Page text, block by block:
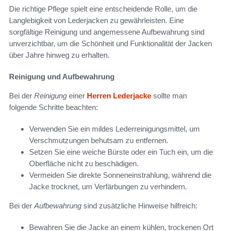
Die richtige Pflege spielt eine entscheidende Rolle, um die
Langlebigkeit von Lederjacken zu gewährleisten. Eine
sorgfältige Reinigung und angemessene Aufbewahrung sind
unverzichtbar, um die Schönheit und Funktionalität der Jacken
über Jahre hinweg zu erhalten.
Reinigung und Aufbewahrung
Bei der Reinigung einer Herren Lederjacke sollte man
folgende Schritte beachten:
Verwenden Sie ein mildes Lederreinigungsmittel, um
Verschmutzungen behutsam zu entfernen.
Setzen Sie eine weiche Bürste oder ein Tuch ein, um die
Oberfläche nicht zu beschädigen.
Vermeiden Sie direkte Sonneneinstrahlung, während die
Jacke trocknet, um Verfärbungen zu verhindern.
Bei der Aufbewahrung sind zusätzliche Hinweise hilfreich:
Bewahren Sie die Jacke an einem kühlen, trockenen Ort